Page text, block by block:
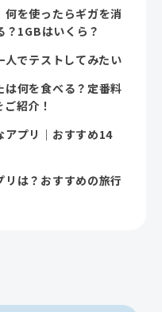
何を使ったらギガを消
1GBはいくら？
人でテストしてみたい
は何を食べる？定番料
紹介！
アプリ｜おすすめ14
は？おすすめの旅行